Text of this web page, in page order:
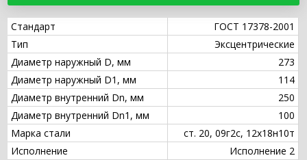
Стандарт
ГОСТ 17378-2001
Тип
Эксцентрические
Диаметр наружный D, мм
273
Диаметр наружный D1, мм
114
Диаметр внутренний Dn, мм
250
Диаметр внутренний Dn1, мм
100
Марка стали
ст. 20, 09г2с, 12х18н10т
Исполнение
Исполнение 2